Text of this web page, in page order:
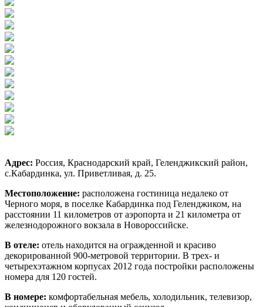
Адрес: Россия, Краснодарский край, Геленджикский район,
с.Кабардинка, ул. Приветливая, д. 25.
Местоположение: расположена гостиница недалеко от
Черного моря, в поселке Кабардинка под Геленджиком, на
расстоянии 11 километров от аэропорта и 21 километра от
железнодорожного вокзала в Новороссийске.
В отеле: отель находится на огражденной и красиво
декорированной 900-метровой территории. В трех- и
четырехэтажном корпусах 2012 года постройки расположены
номера для 120 гостей.
В номере: комфортабельная мебель, холодильник, телевизор,